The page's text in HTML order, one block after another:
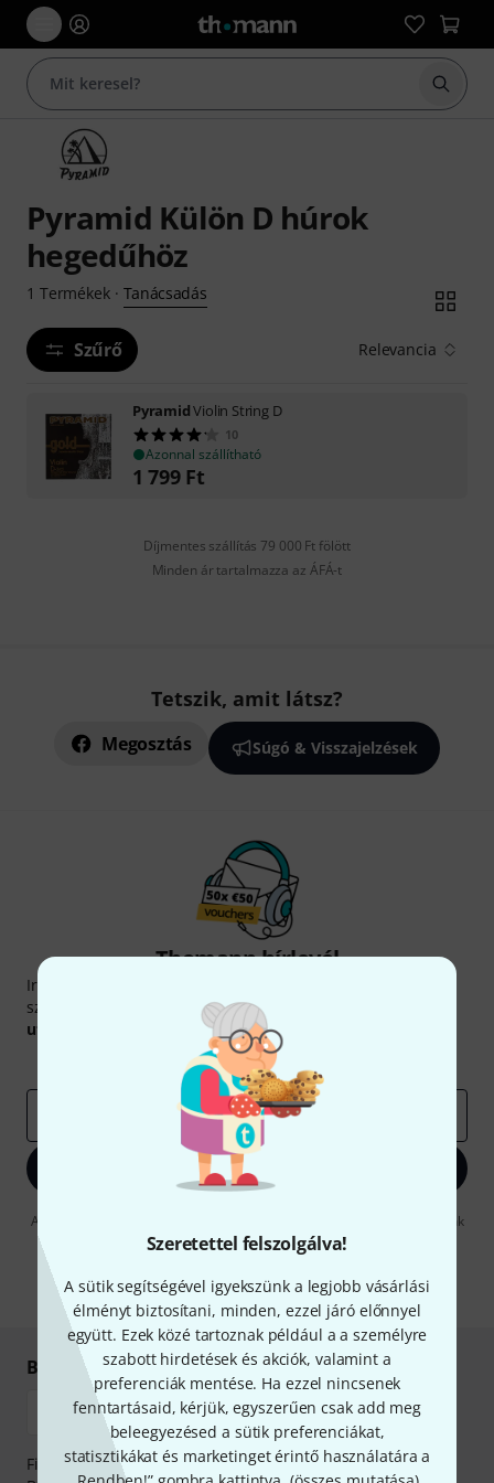
Szeretettel felszolgálva!
A sütik segítségével igyekszünk a legjobb vásárlási
élményt biztosítani, minden, ezzel járó előnnyel
együtt. Ezek közé tartoznak például a a személyre
szabott hirdetések és akciók, valamint a
preferenciák mentése. Ha ezzel nincsenek
fenntartásaid, kérjük, egyszerűen csak add meg
beleegyezésed a sütik preferenciákat,
statisztikákat és marketinget érintő használatára a
Pyramid Külön D húrok
hegedűhöz
1 Termékek· Tanácsadás
Szűrő Relevancia
PyramidViolin String D
10
Azonnal szállítható
1 799 Ft
Díjmentes szállítás 79 000 Ft fölött
Minden ár tartalmazza az ÁFÁ-t
Tetszik, amit látsz?
Megosztás Súgó & Visszajelzések
Thomann hírlevél
Iratkozz fel a Thomann angol nyelvű hírlevelére, és kis
szerencsével megnyerheted a50
utalvány
Inspiráló gondolatok
Akciók
Bejelentkezés
A "Bejelentkezés" gombra kattintva elfogadja, hogy e-mailben küldjünk
önnek hirdetéseket. Bármikor leiratkozhat erről. A hírlevélről további
információkat azdata protection guideline-ben talál.
* Kitöltés kötelező
Biztonságos vásárlás és fizetés
Fizessen biztonságosan, titkosítással: Banki átutalás vagy